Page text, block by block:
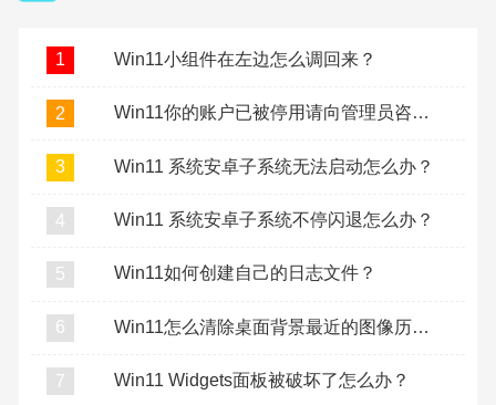
1 Win11小组件在左边怎么调回来？
2 Win11你的账户已被停用请向管理员咨询怎么办？
3 Win11 系统安卓子系统无法启动怎么办？
4 Win11 系统安卓子系统不停闪退怎么办？
5 Win11如何创建自己的日志文件？
6 Win11怎么清除桌面背景最近的图像历史记录？
7 Win11 Widgets面板被破坏了怎么办？